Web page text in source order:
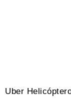
Uber